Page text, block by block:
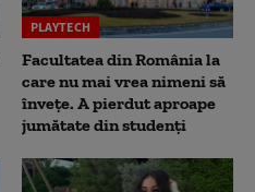
PLAYTECH
Facultatea din România la
care nu mai vrea nimeni să
înveţe. A pierdut aproape
jumătate din studenţi